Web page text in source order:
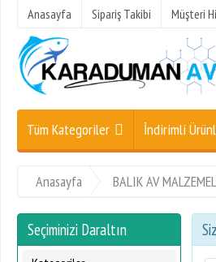
Anasayfa Sipariş Takibi Müşteri
Tüm Kategoriler İndirimli
Anasayfa BALIK AV
Seçiminizi Daraltın